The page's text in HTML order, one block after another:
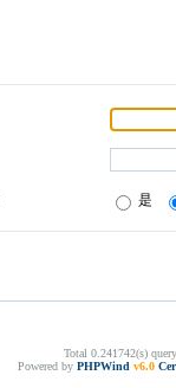
是
Total 0.241742(s)
Powered by PHPWind v6.0